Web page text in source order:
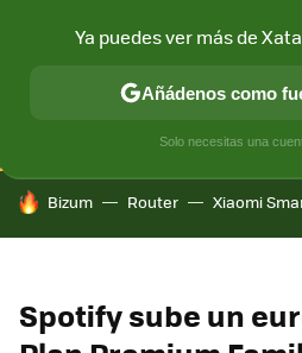
CONECTIVIDAD MÓVIL Y
HOY SE HABLA DE
Bizum Router Xiaomi
Spotify sube un
Ya puedes ver más de
Añádenos como
Solo necesitas una